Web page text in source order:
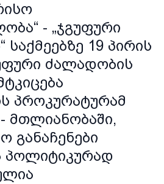
- „ჯგუფური
19 პირის
ძალადობის
პროკურატურამ
მთლიანობაში,
განაჩენები
პოლიტიკურად